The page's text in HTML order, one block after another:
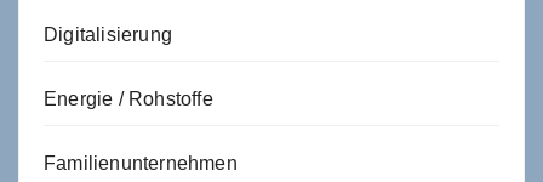
Digitalisierung
Energie / Rohstoffe
Familienunternehmen